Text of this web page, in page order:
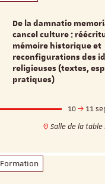
De la damnatio
cancel culture :
mémoire historique et
reconfigurations des
religieuses (textes,
pratiques)
10
11
Salle de la table
Formation